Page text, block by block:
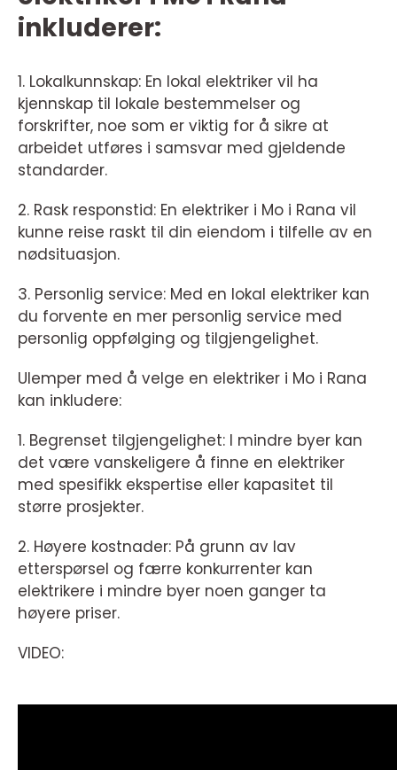
inkluderer:
1. Lokalkunnskap: En lokal elektriker vil ha
kjennskap til lokale bestemmelser og
forskrifter, noe som er viktig for å sikre at
arbeidet utføres i samsvar med gjeldende
standarder.
2. Rask responstid: En elektriker i Mo i Rana vil
kunne reise raskt til din eiendom i tilfelle av en
nødsituasjon.
3. Personlig service: Med en lokal elektriker kan
du forvente en mer personlig service med
personlig oppfølging og tilgjengelighet.
Ulemper med å velge en elektriker i Mo i Rana
kan inkludere:
1. Begrenset tilgjengelighet: I mindre byer kan
det være vanskeligere å finne en elektriker
med spesifikk ekspertise eller kapasitet til
større prosjekter.
2. Høyere kostnader: På grunn av lav
etterspørsel og færre konkurrenter kan
elektrikere i mindre byer noen ganger ta
høyere priser.
VIDEO: